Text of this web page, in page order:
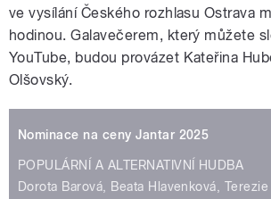
ve vysílání Českého rozhlasu Ostrava
hodinou. Galavečerem, který můžete
YouTube, budou provázet Kateřina
Olšovský.
Nominace na ceny Jantar 2025
POPULÁRNÍ A ALTERNATIVNÍ HUDBA
Dorota Barová, Beata Hlavenková,